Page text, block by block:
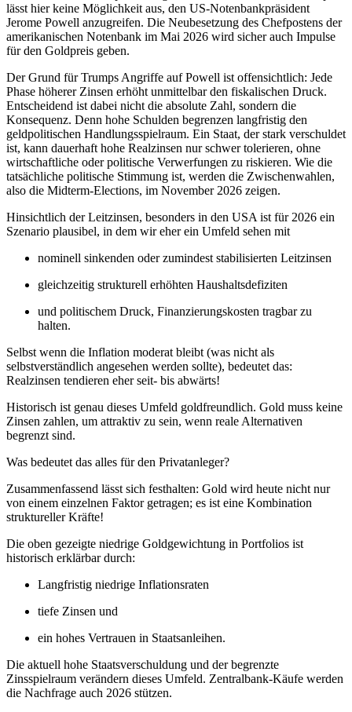
lässt hier keine Möglichkeit aus, den US-Notenbankpräsident
Jerome Powell anzugreifen. Die Neubesetzung des Chefpostens der
amerikanischen Notenbank im Mai 2026 wird sicher auch Impulse
für den Goldpreis geben.
Der Grund für Trumps Angriffe auf Powell ist offensichtlich: Jede
Phase höherer Zinsen erhöht unmittelbar den fiskalischen Druck.
Entscheidend ist dabei nicht die absolute Zahl, sondern die
Konsequenz. Denn hohe Schulden begrenzen langfristig den
geldpolitischen Handlungsspielraum. Ein Staat, der stark verschuldet
ist, kann dauerhaft hohe Realzinsen nur schwer tolerieren, ohne
wirtschaftliche oder politische Verwerfungen zu riskieren. Wie die
tatsächliche politische Stimmung ist, werden die Zwischenwahlen,
also die Midterm-Elections, im November 2026 zeigen.
Hinsichtlich der Leitzinsen, besonders in den USA ist für 2026 ein
Szenario plausibel, in dem wir eher ein Umfeld sehen mit
nominell sinkenden oder zumindest stabilisierten Leitzinsen
gleichzeitig strukturell erhöhten Haushaltsdefiziten
und politischem Druck, Finanzierungskosten tragbar zu
halten.
Selbst wenn die Inflation moderat bleibt (was nicht als
selbstverständlich angesehen werden sollte), bedeutet das:
Realzinsen tendieren eher seit- bis abwärts!
Historisch ist genau dieses Umfeld goldfreundlich. Gold muss keine
Zinsen zahlen, um attraktiv zu sein, wenn reale Alternativen
begrenzt sind.
Was bedeutet das alles für den Privatanleger?
Zusammenfassend lässt sich festhalten: Gold wird heute nicht nur
von einem einzelnen Faktor getragen; es ist eine Kombination
struktureller Kräfte!
Die oben gezeigte niedrige Goldgewichtung in Portfolios ist
historisch erklärbar durch:
Langfristig niedrige Inflationsraten
tiefe Zinsen und
ein hohes Vertrauen in Staatsanleihen.
Die aktuell hohe Staatsverschuldung und der begrenzte
Zinsspielraum verändern dieses Umfeld. Zentralbank-Käufe werden
die Nachfrage auch 2026 stützen.